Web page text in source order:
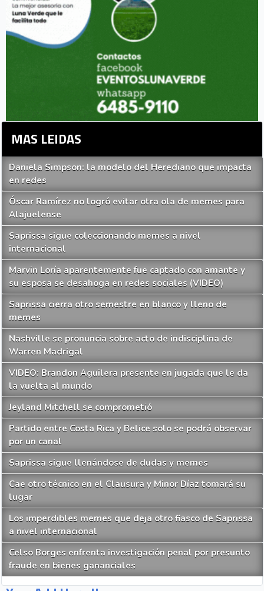
MAS LEIDAS
Daniela Simpson: la modelo del Herediano que impacta
en redes
Óscar Ramírez no logró evitar otra ola de memes para
Alajuelense
Saprissa sigue coleccionando memes a nivel
internacional
Marvin Loría aparentemente fue captado con amante y
su esposa se desahoga en redes sociales (VIDEO)
Saprissa cierra otro semestre en blanco y lleno de
memes
Nashville se pronuncia sobre acto de indisciplina de
Warren Madrigal
VIDEO: Brandon Aguilera presente en jugada que le da
la vuelta al mundo
Jeyland Mitchell se comprometió
Partido entre Costa Rica y Belice solo se podrá observar
por un canal
Saprissa sigue llenándose de dudas y memes
Cae otro técnico en el Clausura y Minor Díaz tomará su
lugar
Los imperdibles memes que deja otro fiasco de Saprissa
a nivel internacional
Celso Borges enfrenta investigación penal por presunto
fraude en bienes gananciales